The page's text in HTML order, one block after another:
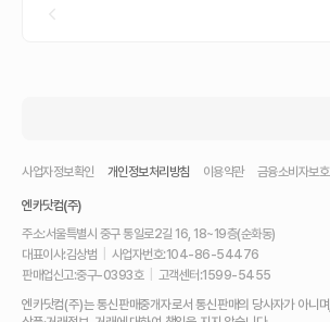
사업자정보확인 개인정보처리방침 이용약관 금융소비자보호
엔카닷컴(주)
주소:서울특별시 중구 통일로2길 16, 18~19층(순화동)
대표이사:김상범 사업자번호:104-86-54476
판매업신고:중구-0393호 고객센터:1599-5455
차
엔카닷컴(주)는 통신판매중개자로서 통신판매의 당사자가 아니며,